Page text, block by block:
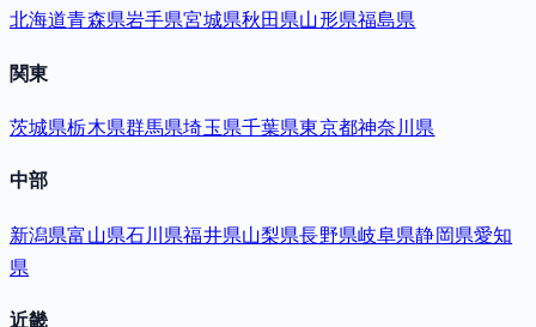
北海道青森県岩手県宮城県秋田県山形県福島県
関東
茨城県栃木県群馬県埼玉県千葉県東京都神奈川県
中部
新潟県富山県石川県福井県山梨県長野県岐阜県静岡県愛知
県
近畿